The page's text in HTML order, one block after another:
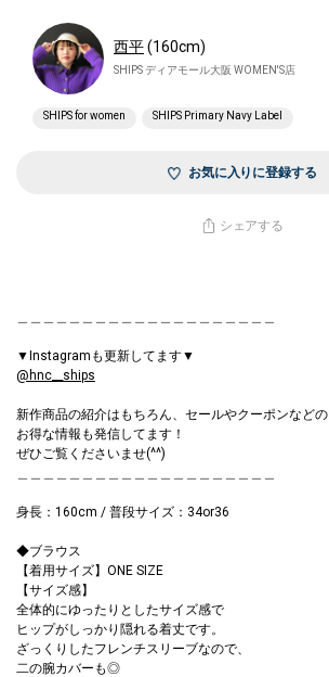
西平(160cm)
SHIPS ディアモール大阪 WOMEN'S店
SHIPS for women SHIPS Primary Navy Label
お気に入りに登録する
シェアする
▼Instagramも更新してます▼
@hnc__ships
新作商品の紹介はもちろん、セールやクーポンなどの
お得な情報も発信してます！
ぜひご覧くださいませ(^^)
身長：160cm / 普段サイズ：34or36
◆ブラウス
【着用サイズ】ONE SIZE
【サイズ感】
全体的にゆったりとしたサイズ感で
ヒップがしっかり隠れる着丈です。
ざっくりしたフレンチスリーブなので、
二の腕カバーも◎